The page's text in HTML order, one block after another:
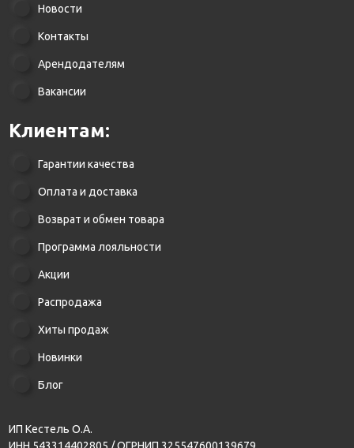
Новости
Контакты
Арендодателям
Вакансии
Клиентам:
Гарантии качества
Оплата и доставка
Возврат и обмен товара
Программа лояльности
Акции
Распродажа
Хиты продаж
Новинки
Блог
ИП Кестель О.А.
ИНН 543314402805 / ОГРНИП 325547600139679